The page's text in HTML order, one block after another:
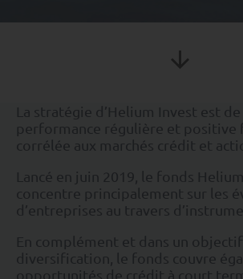
La stratégie d’Helium Invest est
performance régulière et positive
corrélée aux marchés crédit et
Lancé en juin 2019, le fonds
concentre principalement sur les
d’entreprises au travers
En complément et dans un
diversification, le fonds couvre
opportunités de crédit à court